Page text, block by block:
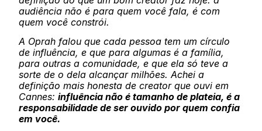
audiência não é para quem você fala, é com
quem você constrói.
A Oprah falou que cada pessoa tem um círculo
de influência, e que para algumas é a família,
para outras a comunidade, e que ela só teve a
sorte de o dela alcançar milhões. Achei a
definição mais honesta de creator que ouvi em
Cannes:influência não é tamanho de plateia, é a
responsabilidade de ser ouvido por quem confia
em você.